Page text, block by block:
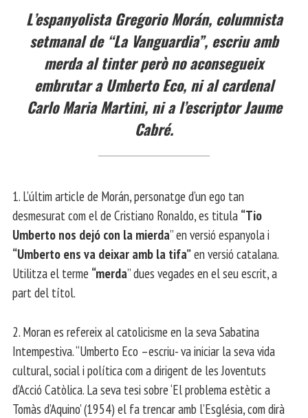
L’espanyolista Gregorio Morán, columnista
setmanal de “La Vanguardia”, escriu amb
merda al tinter però no aconsegueix
embrutar a Umberto Eco, ni al cardenal
Carlo Maria Martini, ni a l’escriptor Jaume
Cabré.
1. L’últim article de Morán, personatge d’un ego tan
desmesurat com el de Cristiano Ronaldo, es titula “Tio
Umberto nos dejó con la mierda” en versió espanyola i
“Umberto ens va deixar amb la tifa”en versió catalana.
Utilitza el terme “merda” dues vegades en el seu escrit, a
part del títol.
2. Moran es refereix al catolicisme en la seva Sabatina
Intempestiva. “Umberto Eco –escriu- va iniciar la seva vida
cultural, social i política com a dirigent de les Joventuts
d’Acció Catòlica. La seva tesi sobre ‘El problema estètic a
Tomàs d’Aquino’ (1954) el fa trencar amb l’Església, com dirà